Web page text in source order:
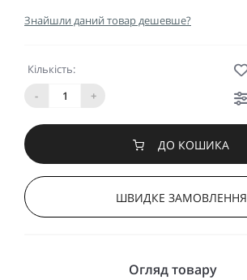
Знайшли даний товар дешевше?
Кількість:
-
+
ДО КОШИКА
ШВИДКЕ ЗАМОВЛЕННЯ
Огляд товару